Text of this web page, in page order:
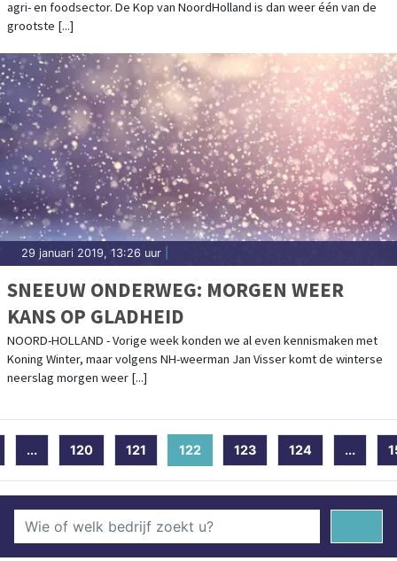
agri- en foodsector. De Kop van NoordHolland is dan weer één van de
grootste [...]
29 januari 2019, 13:26 uur
SNEEUW ONDERWEG: MORGEN WEER
KANS OP GLADHEID
NOORD-HOLLAND - Vorige week konden we al even kennismaken met
Koning Winter, maar volgens NH-weerman Jan Visser komt de winterse
neerslag morgen weer [...]
... 120 121 122(current)
123 124 ...